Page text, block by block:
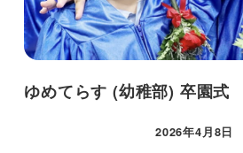
ゆめてらす (幼稚部) 卒園式
2026年4月8日